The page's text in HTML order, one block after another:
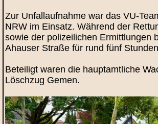
Zur Unfallaufnahme war das VU-
NRW im Einsatz. Während der
sowie der polizeilichen Ermittlungen
Ahauser Straße für rund fünf
Beteiligt waren die hauptamtliche
Löschzug Gemen.